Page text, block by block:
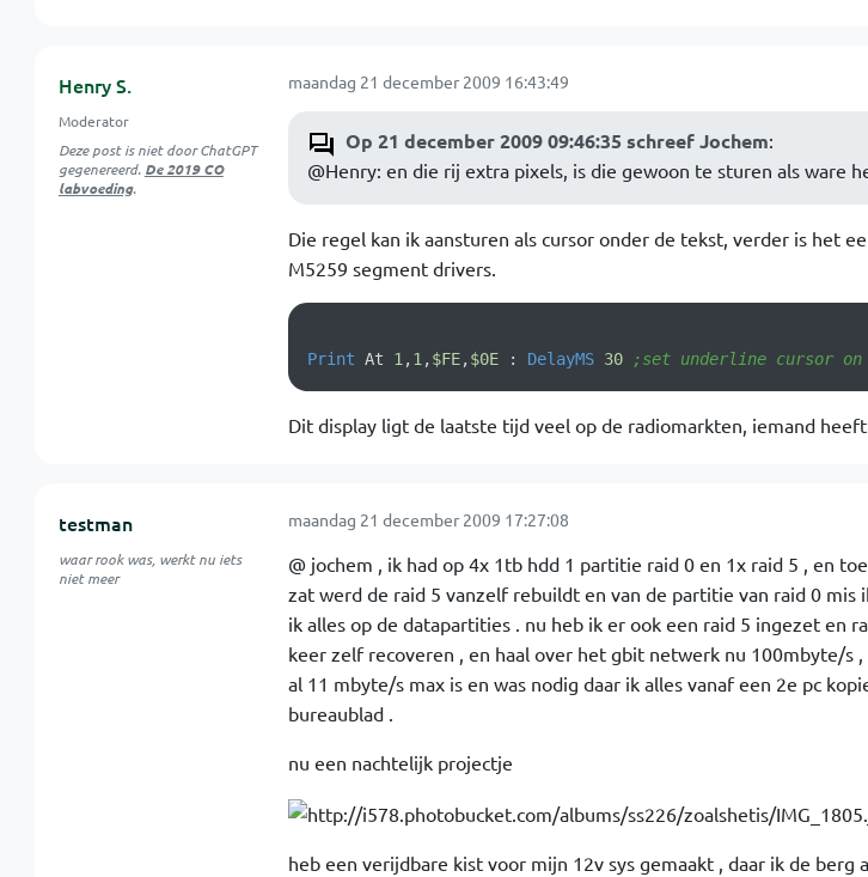
Henry S.
Moderator
Deze post is niet door ChatGPT
gegenereerd. De 2019 CO
labvoeding.
maandag 21 december 2009 16:43:49
Op 21 december 2009 09:46:35 schreef Jochem:
@Henry: en die rij extra pixels, is die gewoon te sturen als ware
Die regel kan ik aansturen als cursor onder de tekst, verder is het
M5259 segment drivers.
Print At 1 ,1 ,$FE,$0E : DelayMS 30 ;set underline cursor on
Dit display ligt de laatste tijd veel op de radiomarkten, iemand
testman
waar rook was, werkt nu iets
niet meer
maandag 21 december 2009 17:27:08
@ jochem , ik had op 4x 1tb hdd 1 partitie raid 0 en 1x raid 5 , en
zat werd de raid 5 vanzelf rebuildt en van de partitie van raid 0 mis
ik alles op de datapartities . nu heb ik er ook een raid 5 ingezet en
keer zelf recoveren , en haal over het gbit netwerk nu 100mbyte/s
al 11 mbyte/s max is en was nodig daar ik alles vanaf een 2e pc
bureaublad .
nu een nachtelijk projectje
heb een verijdbare kist voor mijn 12v sys gemaakt , daar ik de berg